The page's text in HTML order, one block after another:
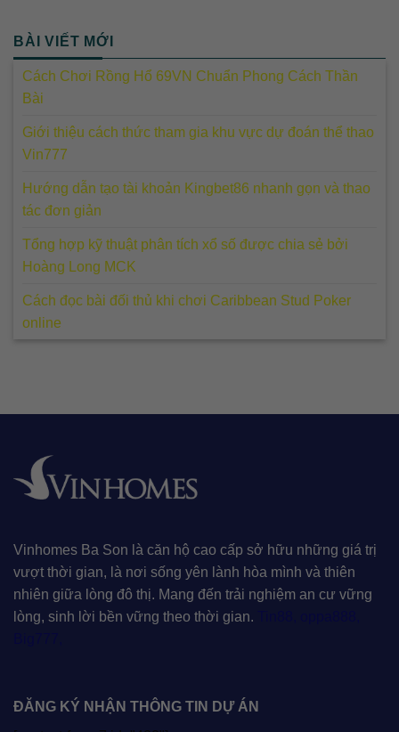
BÀI VIẾT MỚI
Cách Chơi Rồng Hổ 69VN Chuẩn Phong Cách Thần
Bài
Giới thiệu cách thức tham gia khu vực dự đoán thể thao
Vin777
Hướng dẫn tạo tài khoản Kingbet86 nhanh gọn và thao
tác đơn giản
Tổng hợp kỹ thuật phân tích xổ số được chia sẻ bởi
Hoàng Long MCK
Cách đọc bài đối thủ khi chơi Caribbean Stud Poker
online
Vinhomes Ba Son là căn hộ cao cấp sở hữu những giá trị
vượt thời gian, là nơi sống yên lành hòa mình và thiên
nhiên giữa lòng đô thị. Mang đến trải nghiệm an cư vững
lòng, sinh lời bền vững theo thời gian.
ĐĂNG KÝ NHẬN THÔNG TIN DỰ ÁN